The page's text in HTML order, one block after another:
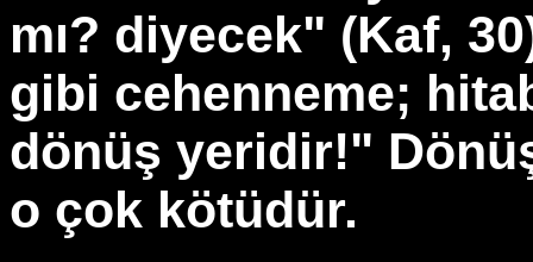
mı? diyecek" (Kaf,
gibi cehenneme;
dönüş yeridir!"
o çok kötüdür.